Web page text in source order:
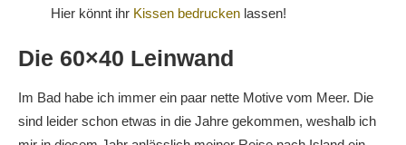
Hier könnt ihr Kissen bedrucken lassen!
Die 60×40 Leinwand
Im Bad habe ich immer ein paar nette Motive vom Meer. Die
sind leider schon etwas in die Jahre gekommen, weshalb ich